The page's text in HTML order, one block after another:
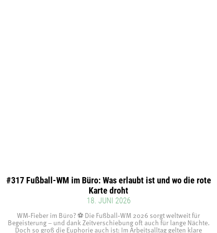
#317 Fußball-WM im Büro: Was erlaubt ist und wo die rote
Karte droht
18. JUNI 2026
WM‑Fieber im Büro? ⚽ Die Fußball‑WM 2026 sorgt weltweit für
Begeisterung – und dank Zeitverschiebung oft auch für lange Nächte.
Doch so groß die Euphorie auch ist: Im Arbeitsalltag gelten klare